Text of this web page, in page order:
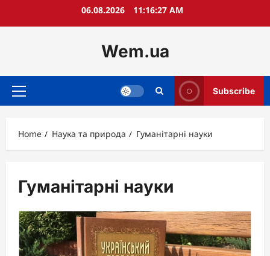
06.08.2026 11:16:28 AM
Wem.ua
Primary
Subscribe
Home Наука та природа Гуманітарні науки
Гуманітарні науки